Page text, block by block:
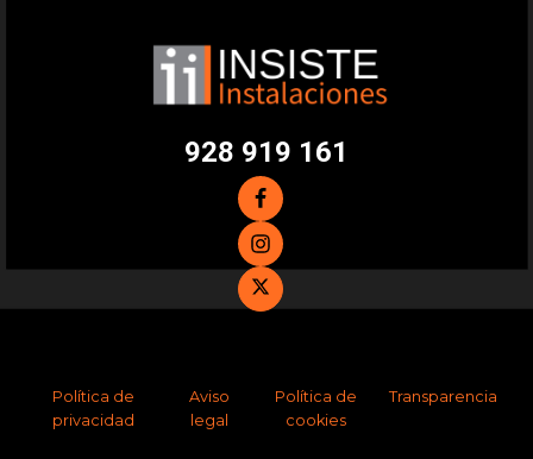
928 919 161
Política de
privacidad
Aviso
legal
Política de
cookies
Transparencia